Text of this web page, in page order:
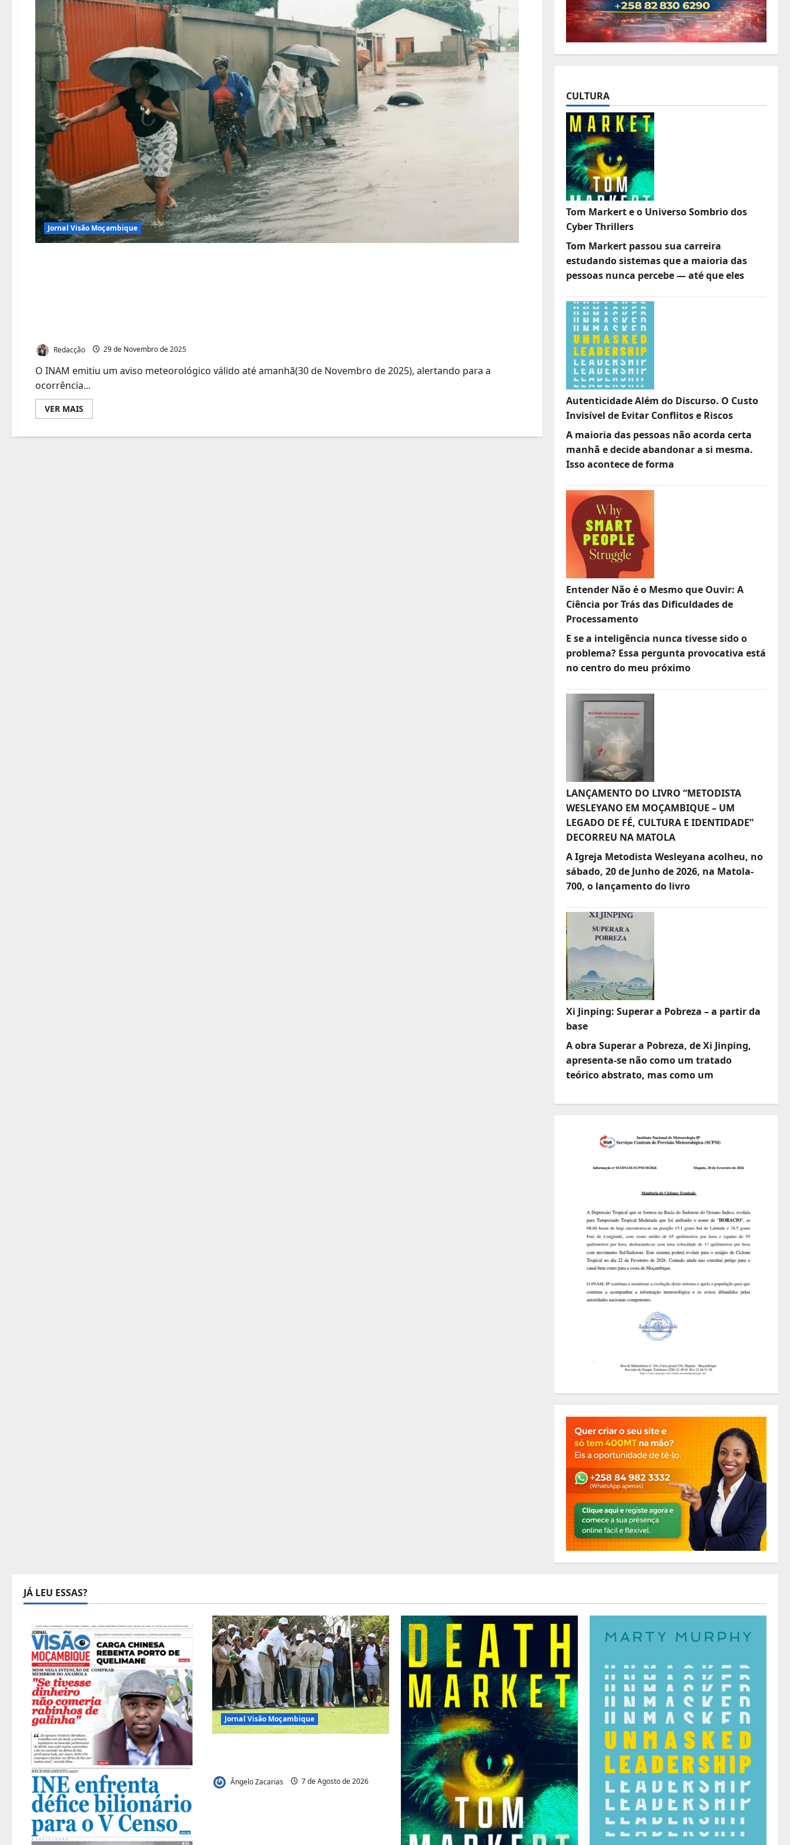
Jornal Visão Moçambique
Redacção 29 de Novembro de 2025
O INAM emitiu um aviso meteorológico válido até amanhã(30 de Novembro de 2025), alertando para a
ocorrência...
VER MAIS
mais
alerta
CULTURA
Tom Markert e o Universo Sombrio dos
Cyber Thrillers
Tom Markert passou sua carreira
estudando sistemas que a maioria das
pessoas nunca percebe — até que eles
Autenticidade Além do Discurso. O Custo
Invisível de Evitar Conflitos e Riscos
A maioria das pessoas não acorda certa
manhã e decide abandonar a si mesma.
Isso acontece de forma
Entender Não é o Mesmo que Ouvir: A
Ciência por Trás das Dificuldades de
Processamento
E se a inteligência nunca tivesse sido o
problema? Essa pergunta provocativa está
no centro do meu próximo
LANÇAMENTO DO LIVRO “METODISTA
WESLEYANO EM MOÇAMBIQUE – UM
LEGADO DE FÉ, CULTURA E IDENTIDADE”
DECORREU NA MATOLA
A Igreja Metodista Wesleyana acolheu, no
sábado, 20 de Junho de 2026, na Matola-
700, o lançamento do livro
Xi Jinping: Superar a Pobreza – a partir da
base
A obra Superar a Pobreza, de Xi Jinping,
apresenta-se não como um tratado
teórico abstrato, mas como um
JÁ LEU ESSAS?
Jornal Visão Moçambique
Ângelo Zacarias 7 de Agosto de 2026